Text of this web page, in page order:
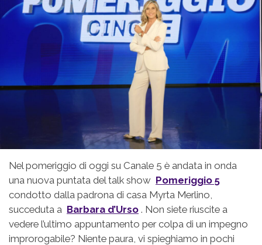
Nel pomeriggio di oggi su Canale 5 è andata in onda
una nuova puntata del talk show Pomeriggio 5
condotto dalla padrona di casa Myrta Merlino,
succeduta a Barbara d’Urso . Non siete riuscite a
vedere l’ultimo appuntamento per colpa di un impegno
improrogabile? Niente paura, vi spieghiamo in pochi